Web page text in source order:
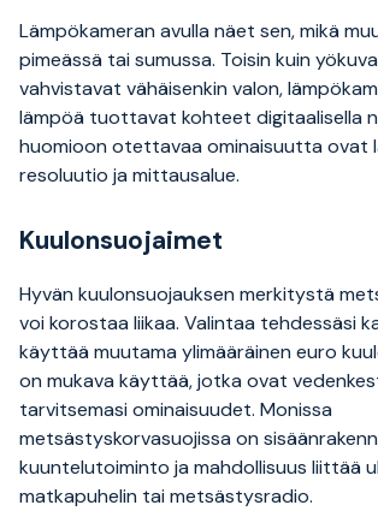
Lämpökameran avulla näet sen, mikä
pimeässä tai sumussa. Toisin kuin
vahvistavat vähäisenkin valon,
lämpöä tuottavat kohteet digitaalisella
huomioon otettavaa ominaisuutta ovat
resoluutio ja mittausalue.
Kuulonsuojaimet
Hyvän kuulonsuojauksen merkitystä
voi korostaa liikaa. Valintaa tehdessäsi
käyttää muutama ylimääräinen euro
on mukava käyttää, jotka ovat
tarvitsemasi ominaisuudet. Monissa
metsästyskorvasuojissa on
kuuntelutoiminto ja mahdollisuus liittää
matkapuhelin tai metsästysradio.